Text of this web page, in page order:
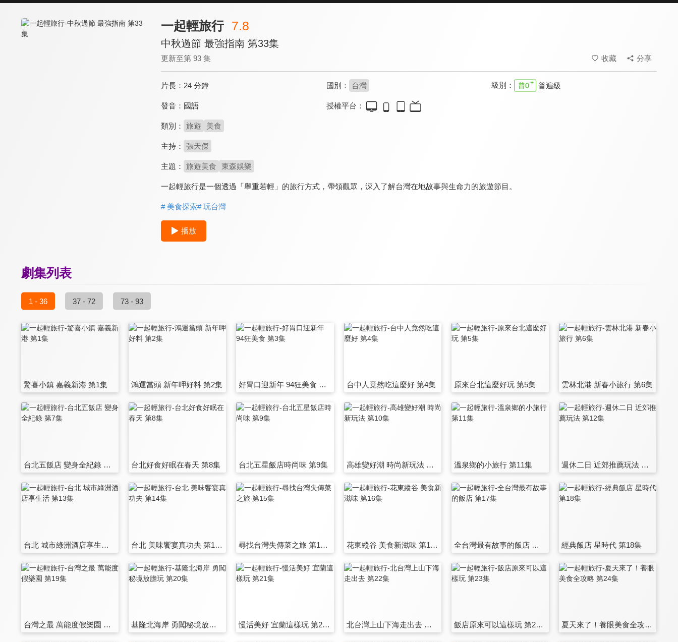
一起輕旅行 7.8
中秋過節 最強指南 第33集
更新至第 93 集 收藏 分享
片長： 24 分鐘 國別： 台灣 級別： 普遍級
發音： 國語 授權平台：
類別： 旅遊 美食
主持： 張天傑
主題： 旅遊美食 東森娛樂
一起輕旅行是一個透過「舉重若輕」的旅行方式，帶領觀眾，深入了解台灣在地故事與生命力的旅遊節目。
# 美食探索# 玩台灣
播放
劇集列表
1 - 36 37 - 72 73 - 93
驚喜小鎮 嘉義新港 第1集 鴻運當頭 新年呷好料 第2集 好胃口迎新年 94狂美食 第3集 台中人竟然吃這麼好 第4集 原來台北這麼好玩 第5集 雲林北港 新春小旅行 第6集
台北五飯店 變身全紀錄 第7集 台北好食好眠在春天 第8集 台北五星飯店時尚味 第9集 高雄變好潮 時尚新玩法 第10集 溫泉鄉的小旅行 第11集 週休二日 近郊推薦玩法 第12集
台北 城市綠洲酒店享生活 第13集 台北 美味饗宴真功夫 第14集 尋找台灣失傳菜之旅 第15集 花東縱谷 美食新滋味 第16集 全台灣最有故事的飯店 第17集 經典飯店 星時代 第18集
台灣之最 萬能度假樂園 第19集 基隆北海岸 勇闖秘境放膽玩 第20集 慢活美好 宜蘭這樣玩 第21集 北台灣上山下海走出去 第22集 飯店原來可以這樣玩 第23集 夏天來了！養眼美食全攻略 第24集